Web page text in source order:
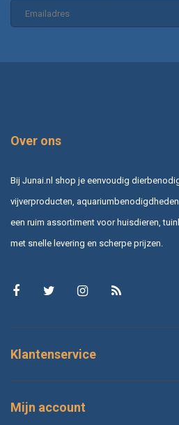
Over ons
Bij Junai.nl shop je eenvoudig
vijverproducten,
een ruim assortiment voor huisdieren,
met snelle levering en scherpe prijzen.
Klantenservice
Mijn account